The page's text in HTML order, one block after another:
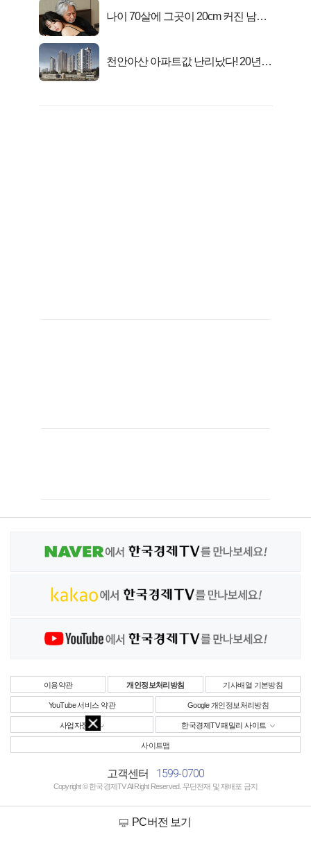
나이 70살에 그곳이 20cm 커진 남자..
천안아산 아파트값 난리났다! 20년
이용약관 개인정보처리방침 기사배열 기본방침
YouTube 서비스 약관 Google 개인정보처리방침
사업자정보 한국경제TV 패밀리 사이트
사이트맵
고객센터 1599-0700
Copyright © 한국경제TV All Right Reserved. 무단전재 및 재배포 금지
PC버전 보기